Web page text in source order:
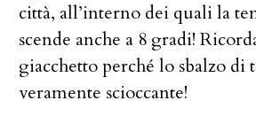
città, all’interno dei quali la
scende anche a 8 gradi!
giacchetto perché lo sbalzo di
veramente scioccante!